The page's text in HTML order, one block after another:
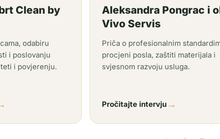
Clean by
odabiru
i poslovanju
i povjerenju.
Aleksandra Pongrac i
Vivo Servis
Priča o profesionalnim
procjeni posla, zaštiti materijala i
svjesnom razvoju usluga.
Pročitajte intervju→